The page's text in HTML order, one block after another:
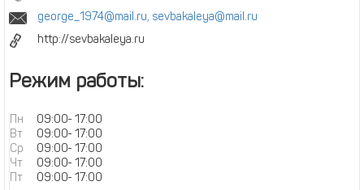
george_1974@mail.ru, sevbakaleya@mail.ru
http://sevbakaleya.ru
Режим работы:
Пн 09:00- 17:00
Вт
09:00- 17:00
Ср
09:00- 17:00
Чт
09:00- 17:00
Пт
09:00- 17:00